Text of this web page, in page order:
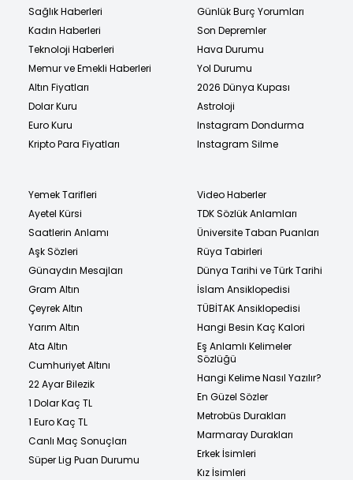
Sağlık Haberleri
Kadın Haberleri
Teknoloji Haberleri
Memur ve Emekli Haberleri
Altın Fiyatları
Dolar Kuru
Euro Kuru
Kripto Para Fiyatları
Günlük Burç Yorumları
Son Depremler
Hava Durumu
Yol Durumu
2026 Dünya Kupası
Astroloji
Instagram Dondurma
Instagram Silme
Yemek Tarifleri
Ayetel Kürsi
Saatlerin Anlamı
Aşk Sözleri
Günaydın Mesajları
Gram Altın
Çeyrek Altın
Yarım Altın
Ata Altın
Cumhuriyet Altını
22 Ayar Bilezik
1 Dolar Kaç TL
1 Euro Kaç TL
Canlı Maç Sonuçları
Süper Lig Puan Durumu
Video Haberler
TDK Sözlük Anlamları
Üniversite Taban Puanları
Rüya Tabirleri
Dünya Tarihi ve Türk Tarihi
İslam Ansiklopedisi
TÜBİTAK Ansiklopedisi
Hangi Besin Kaç Kalori
Eş Anlamlı Kelimeler
Sözlüğü
Hangi Kelime Nasıl Yazılır?
En Güzel Sözler
Metrobüs Durakları
Marmaray Durakları
Erkek İsimleri
Kız İsimleri